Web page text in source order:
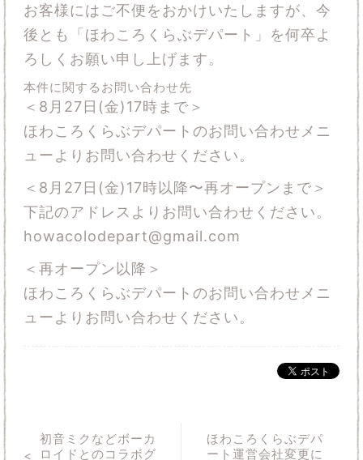
お客様にはご不便をおかけいたしますが、今
後とも「ほわころくらぶデパート」を何卒よ
ろしくお願い申し上げます。
本件に関するお問い合わせ先
＜8月27日(金)17時まで＞
ほわころくらぶデパートのお問い合わせメニ
ューよりお問い合わせください。
＜8月27日(金)17時以降〜再オープンまで＞
下記のアドレスよりお問い合わせください。
howacolodepart@gmail.com
＜再オープン以降＞
ほわころくらぶデパートのお問い合わせメニ
ューよりお問い合わせください。
初音ミクなどボーカ
ロイドとのコラボグ
ほわころくらぶデパ
ート運営会社変更に